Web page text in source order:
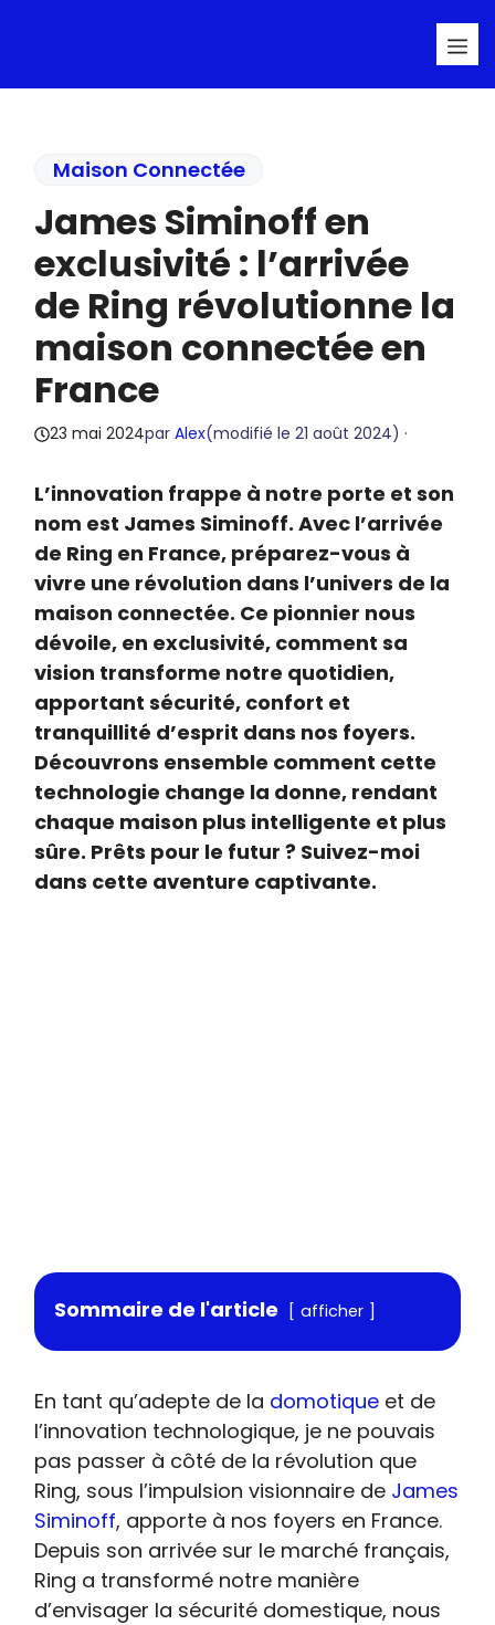
Maison Connectée
James Siminoff en
exclusivité : l’arrivée
de Ring révolutionne la
maison connectée en
France
23 mai 2024parAlex(modifié le21 août 2024) ·
L’innovation frappe à notre porte et son
nom est James Siminoff. Avec l’arrivée
de Ring en France, préparez-vous à
vivre une révolution dans l’univers de la
maison connectée. Ce pionnier nous
dévoile, en exclusivité, comment sa
vision transforme notre quotidien,
apportant sécurité, confort et
tranquillité d’esprit dans nos foyers.
Découvrons ensemble comment cette
technologie change la donne, rendant
chaque maison plus intelligente et plus
sûre. Prêts pour le futur ? Suivez-moi
dans cette aventure captivante.
Sommaire de l'article afficher
En tant qu’adepte de la domotique et de
l’innovation technologique, je ne pouvais
pas passer à côté de la révolution que
Ring, sous l’impulsion visionnaire de James
Siminoff, apporte à nos foyers en France.
Depuis son arrivée sur le marché français,
Ring a transformé notre manière
d’envisager la sécurité domestique, nous